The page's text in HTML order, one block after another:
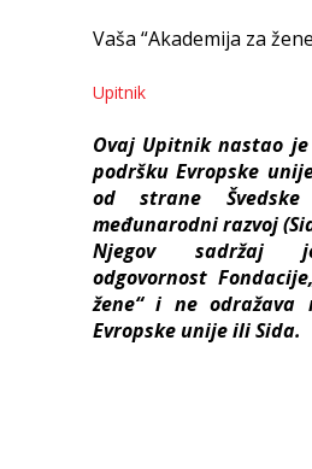
Vaša “Akademija za
Upitnik
Ovaj Upitnik nastao
podršku Evropske
od strane
međunarodni razvoj
Njegov sadržaj
odgovornost
žene“ i ne odražava
Evropske unije ili Sida.